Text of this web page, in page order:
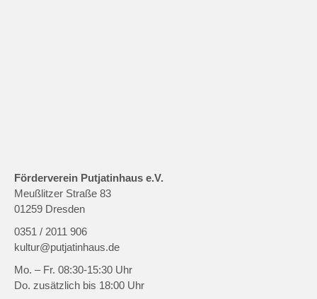
Förderverein Putjatinhaus e.V.
Meußlitzer Straße 83
01259 Dresden
0351 / 2011 906
kultur@putjatinhaus.de
Mo. – Fr. 08:30-15:30 Uhr
Do. zusätzlich bis 18:00 Uhr